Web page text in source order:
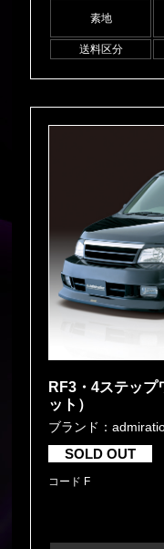
素地
送料区分
RF3・4ステップ
ット）
ブランド：
SOLD OUT
コード F